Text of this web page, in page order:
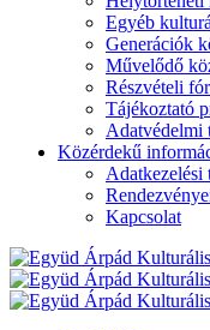
Egyéb
Generációk
Művelődő
Részvételi
Tájékoztató
Adatvédelmi
Közérdekű
Adatkezelési
Kapcsolat